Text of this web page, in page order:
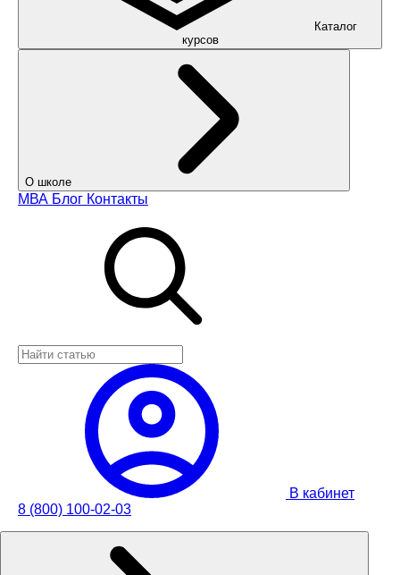
Каталог
курсов
О школе
МВА Блог Контакты
В кабинет
8 (800) 100-02-03